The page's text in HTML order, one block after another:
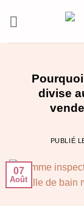
divise
PUBLIÉ
07
Août